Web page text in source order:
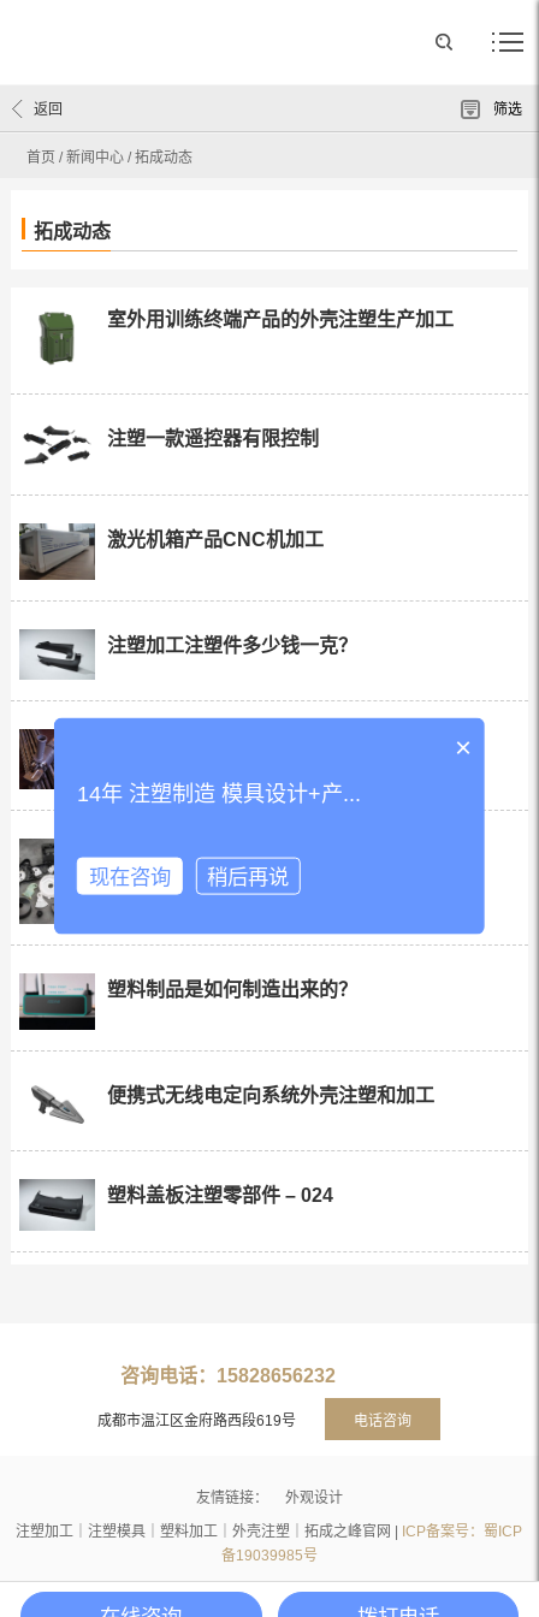
首页 /新闻中心 /拓成动态
返回 筛选
拓成动态
室外用训练终端产品的外壳注塑生产加工
注塑一款遥控器有限控制
激光机箱产品CNC机加工
注塑加工注塑件多少钱一克？
注塑模具制造影响交付时间的因素？
塑料制品是如何制造出来的？
便携式无线电定向系统外壳注塑和加工
塑料盖板注塑零部件 – 024
咨询电话：15828656232
成都市温江区金府路西段619号 电话咨询
友情链接：
外观设计
注塑加工｜注塑模具｜塑料加工｜外壳注塑｜拓成之峰官网 | ICP备案号：蜀ICP
备19039985号
×
14年 注塑制造 模具设计+产...
现在咨询 稍后再说